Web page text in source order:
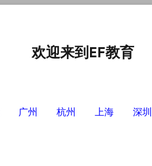
欢迎来到EF教育
广州 杭州 上海 深圳